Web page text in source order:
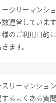
ークリーマンシ
運営しています
様のご利用目的
ます。
スリーマンショ
するよくある質